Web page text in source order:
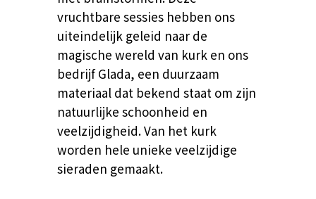
vruchtbare sessies hebben ons
uiteindelijk geleid naar de
magische wereld van kurk en ons
bedrijf Glada, een duurzaam
materiaal dat bekend staat om zijn
natuurlijke schoonheid en
veelzijdigheid. Van het kurk
worden hele unieke veelzijdige
sieraden gemaakt.